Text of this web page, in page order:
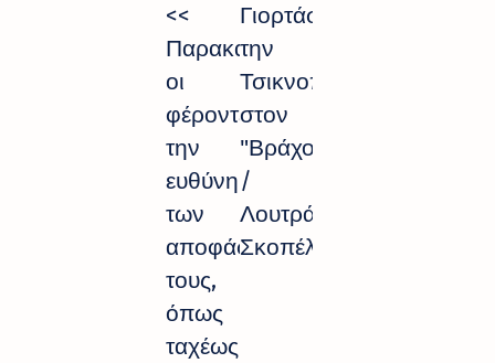
<<
Παρακαλούνται
οι
φέροντες
την
ευθύνη
των
αποφάσεών
τους,
όπως
ταχέως
Γιορτάστε
την
Τσικνοπέμπτη
στον
"Βράχο"
/
Λουτράκι
Σκοπέλου